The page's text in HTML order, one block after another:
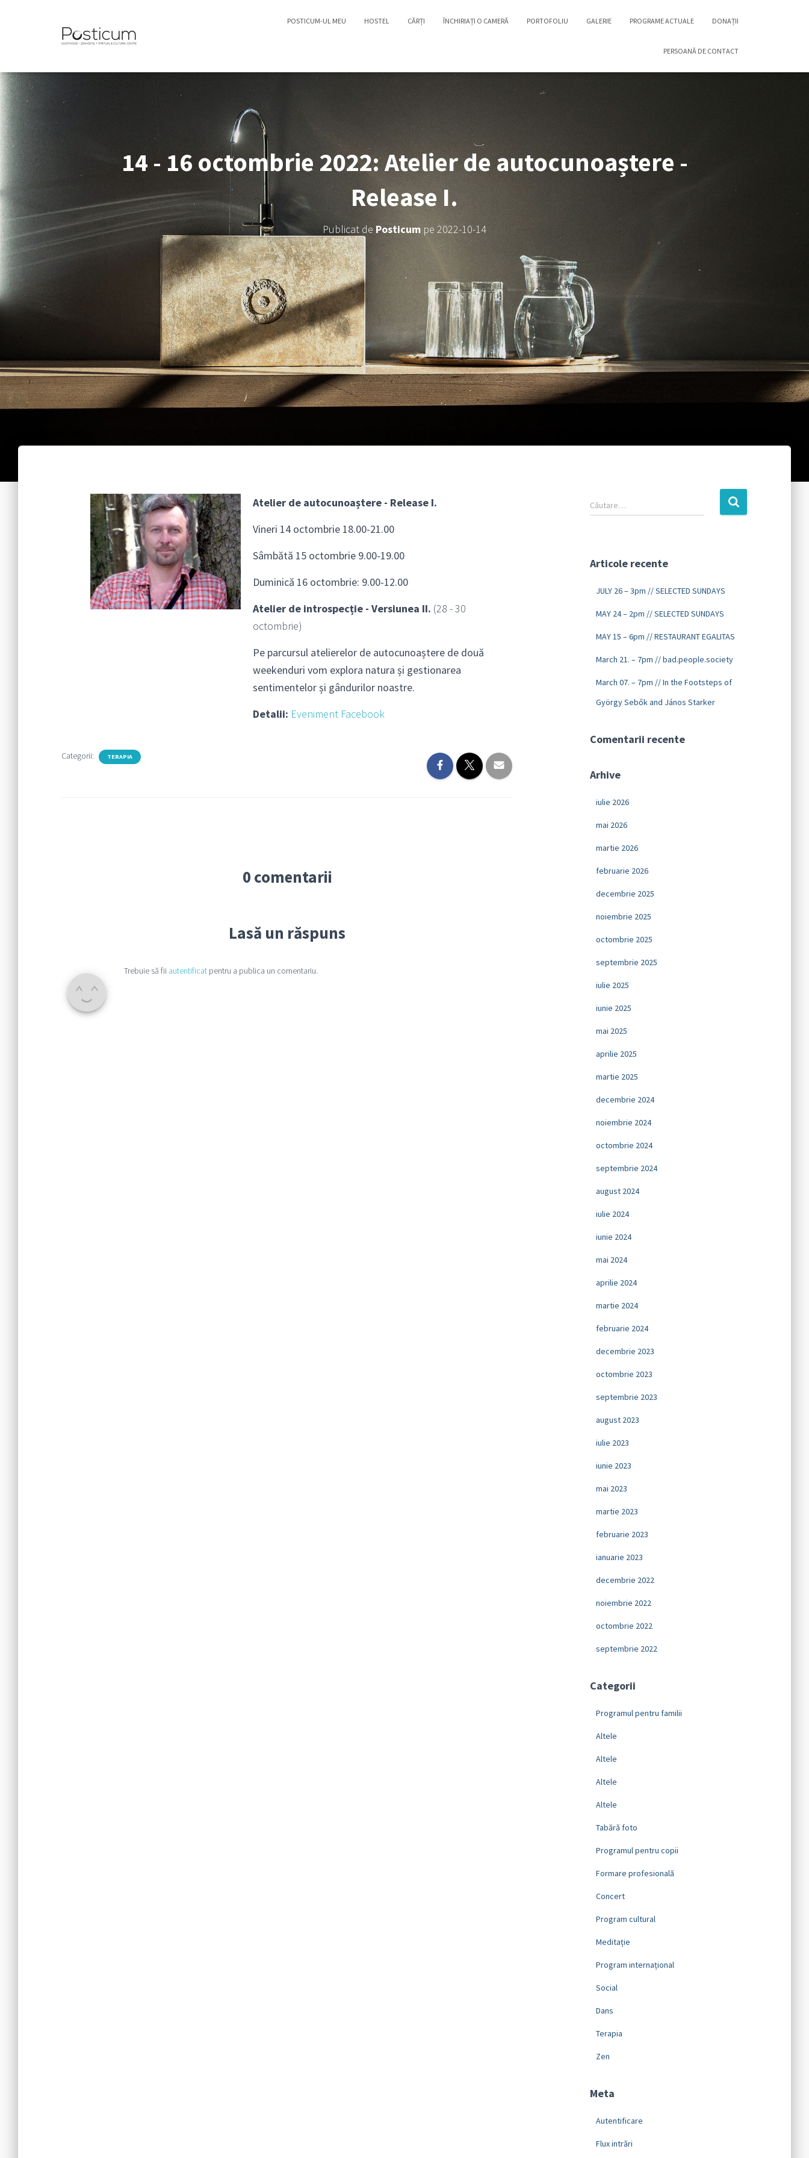
POSTICUM-UL MEU HOSTEL CĂRȚI ÎNCHIRIAȚI O CAMERĂ PORTOFOLIU GALERIE PROGRAME ACTUALE DONAȚII
PERSOANĂ DE CONTACT
14 - 16 octombrie 2022: Atelier de autocunoaștere -
Release I.
Publicat de Posticumpe2022-10-14
Atelier de autocunoaștere - Release I.
Vineri 14 octombrie 18.00-21.00
Sâmbătă 15 octombrie 9.00-19.00
Duminică 16 octombrie: 9.00-12.00
Atelier de introspecție - Versiunea II. (28 - 30
octombrie)
Pe parcursul atelierelor de autocunoaștere de două
weekenduri vom explora natura și gestionarea
sentimentelor și gândurilor noastre.
Detalii: Eveniment Facebook
Categorii: TERAPIA
0 comentarii
Lasă un răspuns
Trebuie să fii autentificat pentru a publica un comentariu.
Căutare…
Articole recente
JULY 26 – 3pm // SELECTED SUNDAYS
MAY 24 – 2pm // SELECTED SUNDAYS
MAY 15 – 6pm // RESTAURANT EGALITAS
March 21. – 7pm // bad.people.society
March 07. – 7pm // In the Footsteps of
György Sebők and János Starker
Comentarii recente
Arhive
iulie 2026
mai 2026
martie 2026
februarie 2026
decembrie 2025
noiembrie 2025
octombrie 2025
septembrie 2025
iulie 2025
iunie 2025
mai 2025
aprilie 2025
martie 2025
decembrie 2024
noiembrie 2024
octombrie 2024
septembrie 2024
august 2024
iulie 2024
iunie 2024
mai 2024
aprilie 2024
martie 2024
februarie 2024
decembrie 2023
octombrie 2023
septembrie 2023
august 2023
iulie 2023
iunie 2023
mai 2023
martie 2023
februarie 2023
ianuarie 2023
decembrie 2022
noiembrie 2022
octombrie 2022
septembrie 2022
Categorii
Programul pentru familii
Altele
Altele
Altele
Altele
Tabără foto
Programul pentru copii
Formare profesională
Concert
Program cultural
Meditație
Program internațional
Social
Dans
Terapia
Zen
Meta
Autentificare
Flux intrări